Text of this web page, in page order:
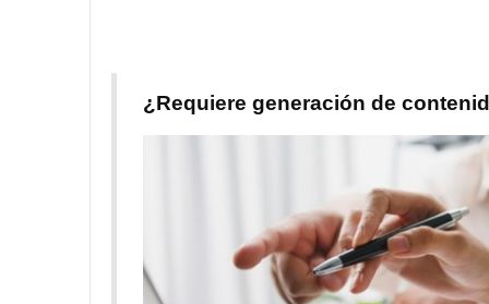
¿Requiere generación de